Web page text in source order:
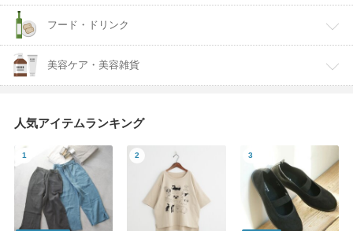
フード・ドリンク
美容ケア・美容雑貨
人気アイテムランキング